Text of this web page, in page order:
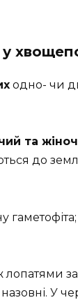
у
одно- чи
та
до
У